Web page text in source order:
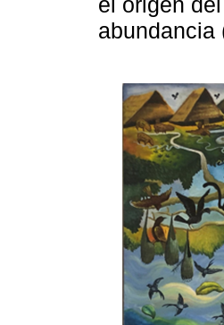
abundancia